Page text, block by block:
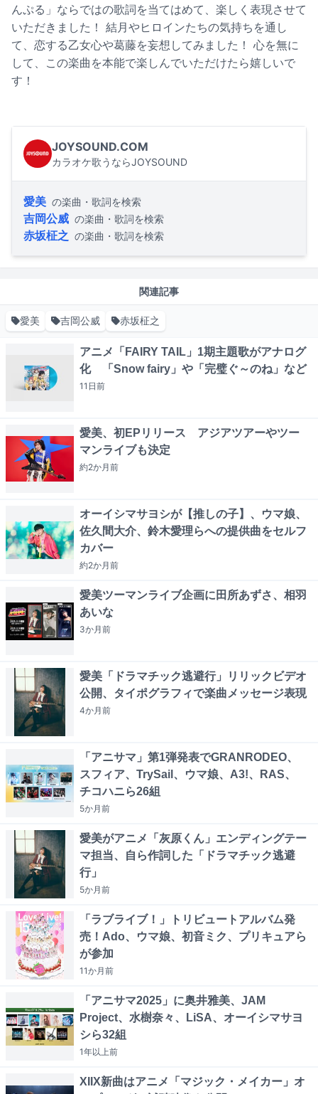
んぷる」ならではの歌詞を当てはめて、楽しく表現させて
いただきました！ 結月やヒロインたちの気持ちを通し
て、恋する乙女心や葛藤を妄想してみました！ 心を無に
して、この楽曲を本能で楽しんでいただけたら嬉しいで
す！
JOYSOUND.COM
カラオケ歌うならJOYSOUND
愛美 の楽曲・歌詞を検索
吉岡公威 の楽曲・歌詞を検索
赤坂柾之 の楽曲・歌詞を検索
関連記事
愛美 吉岡公威 赤坂柾之
アニメ「FAIRY TAIL」1期主題歌がアナログ
化 「Snow fairy」や「完璧ぐ～のね」など
11日前
愛美、初EPリリース アジアツアーやツー
マンライブも決定
約2か月前
オーイシマサヨシが【推しの子】、ウマ娘、
佐久間大介、鈴木愛理らへの提供曲をセルフ
カバー
約2か月前
愛美ツーマンライブ企画に田所あずさ、相羽
あいな
3か月前
愛美「ドラマチック逃避行」リリックビデオ
公開、タイポグラフィで楽曲メッセージ表現
4か月前
「アニサマ」第1弾発表でGRANRODEO、
スフィア、TrySail、ウマ娘、A3!、RAS、
チコハニら26組
5か月前
愛美がアニメ「灰原くん」エンディングテー
マ担当、自ら作詞した「ドラマチック逃避
行」
5か月前
「ラブライブ！」トリビュートアルバム発
売！Ado、ウマ娘、初音ミク、プリキュアら
が参加
11か月前
「アニサマ2025」に奥井雅美、JAM
Project、水樹奈々、LiSA、オーイシマサヨ
シら32組
1年以上前
XIIX新曲はアニメ「マジック・メイカー」オ